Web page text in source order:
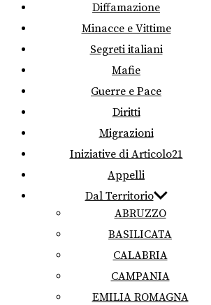
Diffamazione
Minacce e Vittime
Segreti italiani
Mafie
Guerre e Pace
Diritti
Migrazioni
Iniziative di Articolo21
Appelli
Dal Territorio
ABRUZZO
BASILICATA
CALABRIA
CAMPANIA
EMILIA ROMAGNA